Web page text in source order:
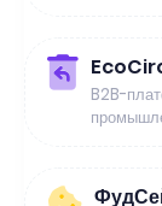
B2B-